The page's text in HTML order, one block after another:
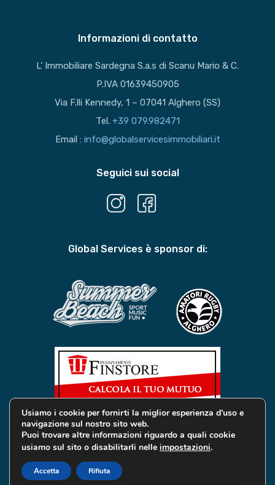
Informazioni di contatto
L’ Immobiliare Sardegna S.a.s di Scanu Mario & C.
P.IVA 01639450905
Via F.lli Kennedy, 1 – 07041 Alghero (SS)
Tel. +39 079.982471
Email : info@globalservicesimmobiliari.it
Seguici sui social
Global Services è sponsor di:
© 2019 Global Services Immobiliari | All rights reserved |
Privacy e Cookie
Usiamo i cookie per fornirti la miglior esperienza d'uso e
navigazione sul nostro sito web.
Puoi trovare altre informazioni riguardo a quali cookie
usiamo sul sito o disabilitarli nelle impostazioni.
Accetta Rifiuta